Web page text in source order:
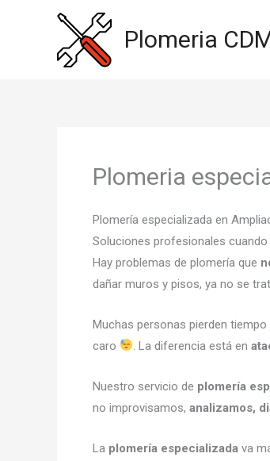
Plomeria
Plomeria
Plomería especializada en
Soluciones profesionales
Hay problemas de plomería que
dañar muros y pisos, ya no se
Muchas personas pierden
caro
. La diferencia está en
Nuestro servicio de plomería
no improvisamos, analizamos,
La plomería especializada va